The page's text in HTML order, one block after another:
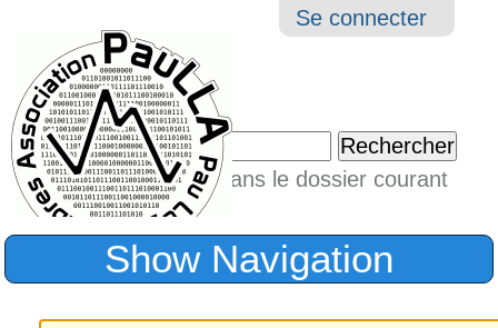
Outils
Se connecter
Chercher par
Seulement dans le dossier courant
Recherche
Show Navigation